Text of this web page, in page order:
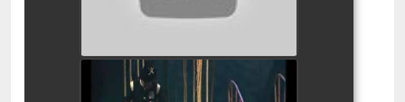
רובין הוד המחזמר